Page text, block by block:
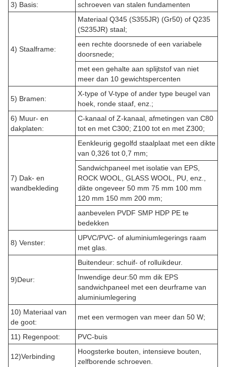
3) Basis:
schroeven van stalen fundamenten
4) Staalframe:
Materiaal Q345 (S355JR) (Gr50) of Q235
(S235JR) staal;
een rechte doorsnede of een variabele
doorsnede;
met een gehalte aan splijtstof van niet
meer dan 10 gewichtspercenten
5) Bramen:
X-type of V-type of ander type beugel van
hoek, ronde staaf, enz.;
6) Muur- en
dakplaten:
C-kanaal of Z-kanaal, afmetingen van C80
tot en met C300; Z100 tot en met Z300;
7) Dak- en
wandbekleding
Eenkleurig gegolfd staalplaat met een dikte
van 0,326 tot 0,7 mm;
Sandwichpaneel met isolatie van EPS,
ROCK WOOL, GLASS WOOL, PU, enz.,
dikte ongeveer 50 mm 75 mm 100 mm
120 mm 150 mm 200 mm;
aanbevelen PVDF SMP HDP PE te
bedekken
8) Venster:
UPVC/PVC- of aluminiumlegerings raam
met glas.
9)Deur:
Buitendeur: schuif- of rolluikdeur.
Inwendige deur:50 mm dik EPS
sandwichpaneel met een deurframe van
aluminiumlegering
10) Materiaal van
de goot:
met een vermogen van meer dan 50 W;
11) Regenpoot: PVC-buis
12)Verbinding
Hoogsterke bouten, intensieve bouten,
zelfborende schroeven.